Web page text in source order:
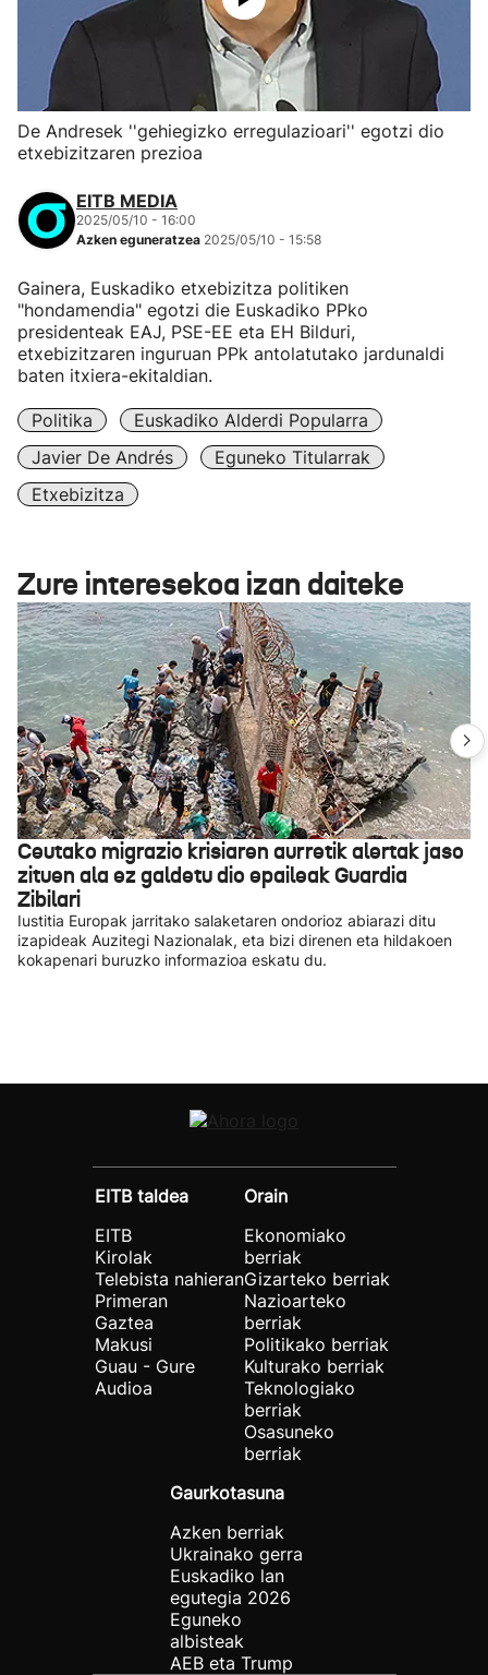
De Andresek ''gehiegizko erregulazioari'' egotzi dio
etxebizitzaren prezioa
EITB MEDIA
2025/05/10 - 16:00
Azken eguneratzea 2025/05/10 - 15:58
Gainera, Euskadiko etxebizitza politiken
"hondamendia" egotzi die Euskadiko PPko
presidenteak EAJ, PSE-EE eta EH Bilduri,
etxebizitzaren inguruan PPk antolatutako jardunaldi
baten itxiera-ekitaldian.
Politika
Euskadiko Alderdi Popularra
Javier De Andrés
Eguneko Titularrak
Etxebizitza
Zure interesekoa izan daiteke
Ceutako migrazio krisiaren aurretik alertak jaso
zituen ala ez galdetu dio epaileak Guardia
Zibilari
Iustitia Europak jarritako salaketaren ondorioz abiarazi ditu
izapideak Auzitegi Nazionalak, eta bizi direnen eta hildakoen
kokapenari buruzko informazioa eskatu du.
EITB taldea
EITB
Kirolak
Telebista nahieran
Primeran
Gaztea
Makusi
Guau - Gure
Audioa
Orain
Ekonomiako
berriak
Gizarteko berriak
Nazioarteko
berriak
Politikako berriak
Kulturako berriak
Teknologiako
berriak
Osasuneko
berriak
Gaurkotasuna
Azken berriak
Ukrainako gerra
Euskadiko lan
egutegia 2026
Eguneko
albisteak
AEB eta Trump